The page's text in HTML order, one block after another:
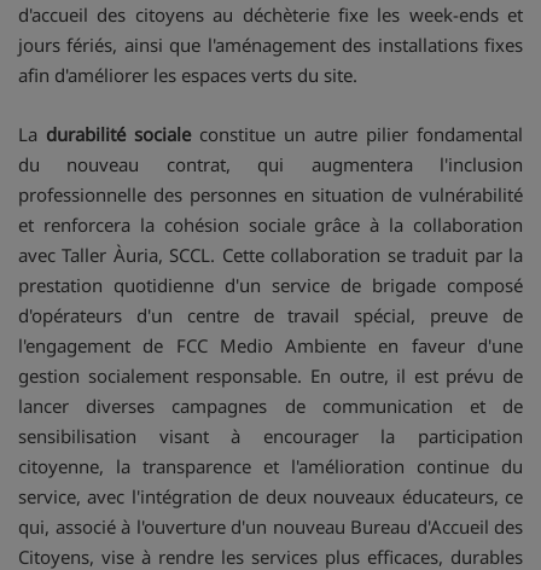
d'accueil des citoyens au déchèterie fixe les week-ends et
jours fériés, ainsi que l'aménagement des installations fixes
afin d'améliorer les espaces verts du site.
La durabilité socialeconstitue un autre pilier fondamental
du nouveau contrat, qui augmentera l'inclusion
professionnelle des personnes en situation de vulnérabilité
et renforcera la cohésion sociale grâce à la collaboration
avec Taller Àuria, SCCL. Cette collaboration se traduit par la
prestation quotidienne d'un service de brigade composé
d'opérateurs d'un centre de travail spécial, preuve de
l'engagement de FCC Medio Ambiente en faveur d'une
gestion socialement responsable. En outre, il est prévu de
lancer diverses campagnes de communication et de
sensibilisation visant à encourager la participation
citoyenne, la transparence et l'amélioration continue du
service, avec l'intégration de deux nouveaux éducateurs, ce
qui, associé à l'ouverture d'un nouveau Bureau d'Accueil des
Citoyens, vise à rendre les services plus efficaces, durables